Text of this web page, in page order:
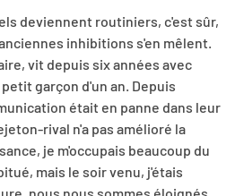
deviennent routiniers, c'est sûr,
inhibitions s'en mêlent.
vit depuis six années avec
garçon d'un an. Depuis
était en panne dans leur
rival n'a pas amélioré la
je m'occupais beaucoup du
mais le soir venu, j'étais